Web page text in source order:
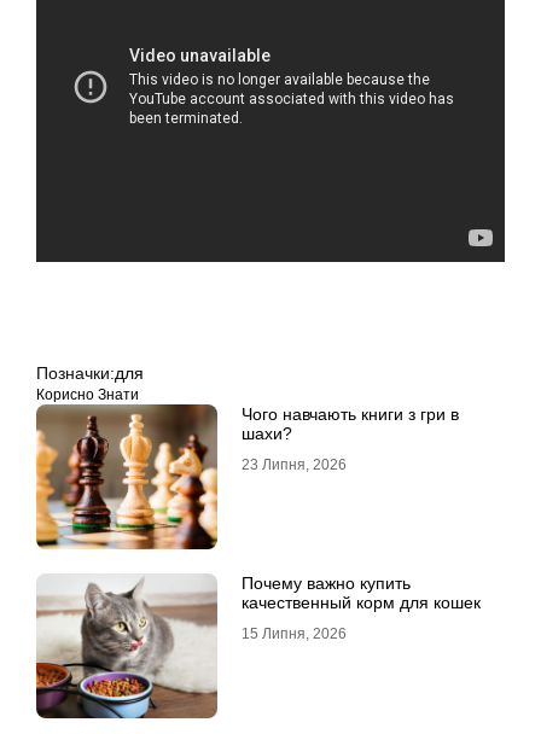
Позначки:для
Корисно Знати
Чого навчають книги з гри в
шахи?
23 Липня, 2026
Почему важно купить
качественный корм для кошек
15 Липня, 2026